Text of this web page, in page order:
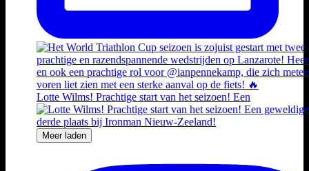
Lotte Wilms! Prachtige start van het seizoen! Een
Meer laden